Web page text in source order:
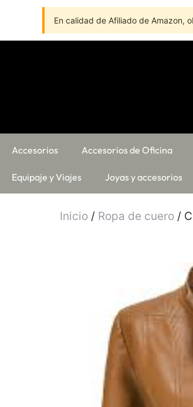
En calidad de Afiliado de Amazon,
Accesorios Accesorios de Oficina
Equipaje y Viajes Joyas y accesorios
Inicio / Ropa de cuero /